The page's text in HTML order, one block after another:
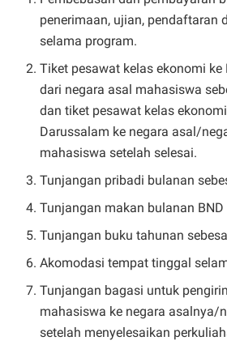
penerimaan, ujian, pendaftaran
selama program.
Tiket pesawat kelas ekonomi ke
dari negara asal mahasiswa
dan tiket pesawat kelas
Darussalam ke negara asal/
mahasiswa setelah selesai.
Tunjangan pribadi bulanan
Tunjangan makan bulanan BND
Tunjangan buku tahunan
Akomodasi tempat tinggal
Tunjangan bagasi untuk
mahasiswa ke negara asalnya/
setelah menyelesaikan